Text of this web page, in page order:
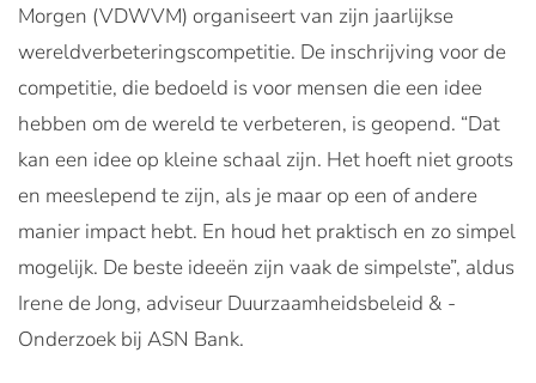
Morgen (VDWVM) organiseert van zijn jaarlijkse
wereldverbeteringscompetitie. De inschrijving voor de
competitie, die bedoeld is voor mensen die een idee
hebben om de wereld te verbeteren, is geopend. “Dat
kan een idee op kleine schaal zijn. Het hoeft niet groots
en meeslepend te zijn, als je maar op een of andere
manier impact hebt. En houd het praktisch en zo simpel
mogelijk. De beste ideeën zijn vaak de simpelste”, aldus
Irene de Jong, adviseur Duurzaamheidsbeleid & -
Onderzoek bij ASN Bank.